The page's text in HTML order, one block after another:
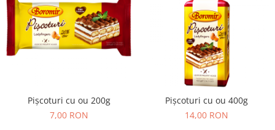
Fursecuri
Creme tartinabile
Prajituri artizanale
Fursecuri cu unt
Chec Ciocco
Pișcoturi cu ou 200g
7,00 RON
Pișcoturi cu ou 400g
14,00 RON